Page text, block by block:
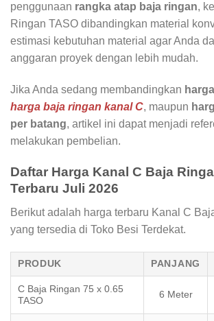
penggunaan rangka atap baja ringan,
Ringan TASO dibandingkan material
estimasi kebutuhan material agar Anda
anggaran proyek dengan lebih mudah.
Jika Anda sedang membandingkan
harga baja ringan kanal C, maupun
per batang, artikel ini dapat menjadi
melakukan pembelian.
Daftar Harga Kanal C Baja
Terbaru Juli 2026
Berikut adalah harga terbaru Kanal C
yang tersedia di Toko Besi Terdekat.
PRODUK PANJANG
C Baja Ringan 75 x 0.65
TASO
6 Meter